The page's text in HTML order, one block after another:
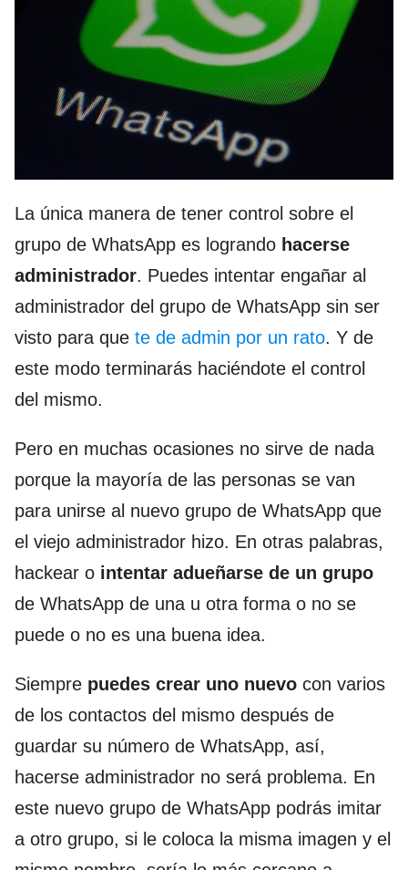
La única manera de tener control sobre el
grupo de WhatsApp es logrando hacerse
administrador. Puedes intentar engañar al
administrador del grupo de WhatsApp sin ser
visto para que te de admin por un rato. Y de
este modo terminarás haciéndote el control
del mismo.
Pero en muchas ocasiones no sirve de nada
porque la mayoría de las personas se van
para unirse al nuevo grupo de WhatsApp que
el viejo administrador hizo. En otras palabras,
hackear o intentar adueñarse de un grupo
de WhatsApp de una u otra forma o no se
puede o no es una buena idea.
Siempre puedes crear uno nuevo con varios
de los contactos del mismo después de
guardar su número de WhatsApp, así,
hacerse administrador no será problema. En
este nuevo grupo de WhatsApp podrás imitar
a otro grupo, si le coloca la misma imagen y el